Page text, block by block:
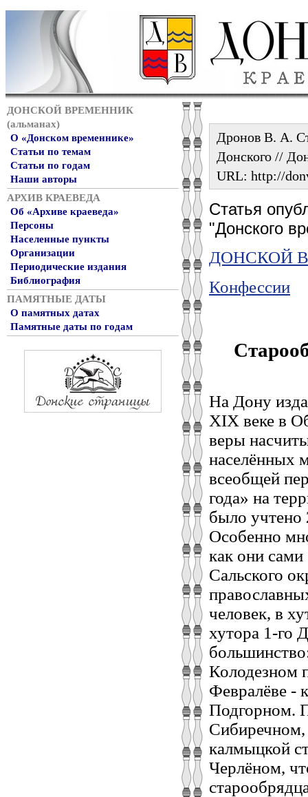
ДОНСКОЙ ВРЕМЕННИК
(альманах)
О «Донском временнике»
Статьи по темам
Статьи по годам
Наши авторы
АРХИВ КРАЕВЕДА
Об «Архиве краеведа»
Персоны
Населенные пункты
Организации
Периодические издания
Библиография
ПАМЯТНЫЕ ДАТЫ
О памятных датах
Памятные даты по годам
Дронов В. А.
Донского //
URL: http://
Статья
"Донского
ДОНСКОЙ
Конфессии
На Дону
XIX веке в
веры
населённых
всеобщей
года» на
было учтено
Особенно
как они
Сальского
человек, в
хутора 1-го
Колодезном
Февралёве -
Подгорном.
Сибиречном,
калмыцкой
Черлёном,